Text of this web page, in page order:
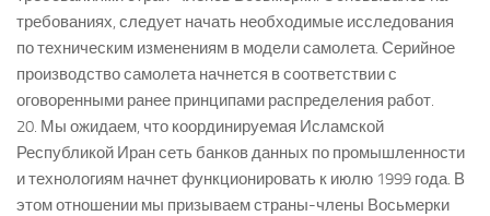
требованиях, следует начать необходимые исследования
по техническим изменениям в модели самолета. Серийное
производство самолета начнется в соответствии с
оговоренными ранее принципами распределения работ.
20. Мы ожидаем, что координируемая Исламской
Республикой Иран сеть банков данных по промышленности
и технологиям начнет функционировать к июлю 1999 года. В
этом отношении мы призываем страны-члены Восьмерки